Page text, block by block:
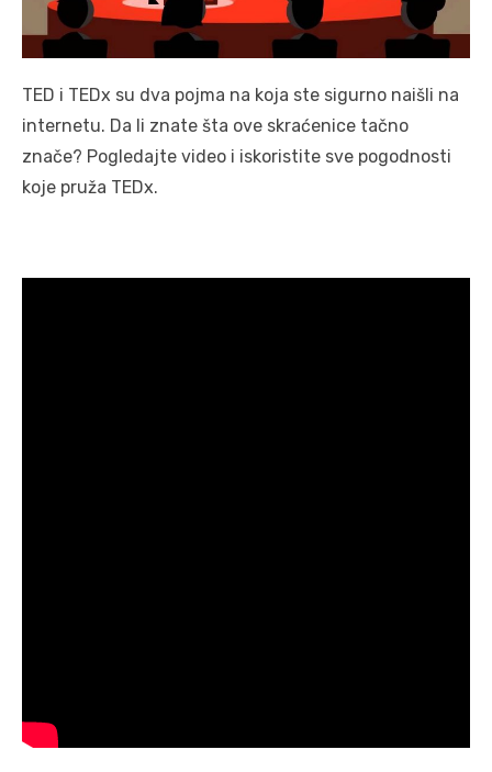
TED i TEDx su dva pojma na koja ste sigurno naišli na
internetu. Da li znate šta ove skraćenice tačno
znače? Pogledajte video i iskoristite sve pogodnosti
koje pruža TEDx.